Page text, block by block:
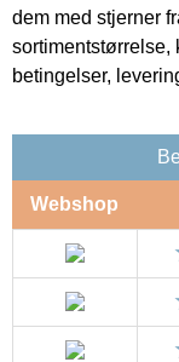
dem med stjerner
sortimentstørrelse,
betingelser,
Webshop